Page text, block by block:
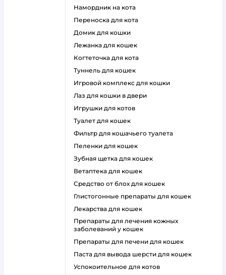
намордник на кота
переноска для кота
домик для кошки
лежанка для кошек
когтеточка для кота
туннель для кошек
игровой комплекс для кошки
лаз для кошки в двери
игрушки для котов
туалет для кошек
фильтр для кошачьего туалета
пеленки для кошек
зубная щетка для кошек
ветаптека для кошек
средство от блох для кошек
глистогонные препараты для кошек
лекарства для кошек
препараты для лечения кожных
заболеваний у кошек
препараты для печени для кошек
паста для вывода шерсти для кошек
успокоительное для котов